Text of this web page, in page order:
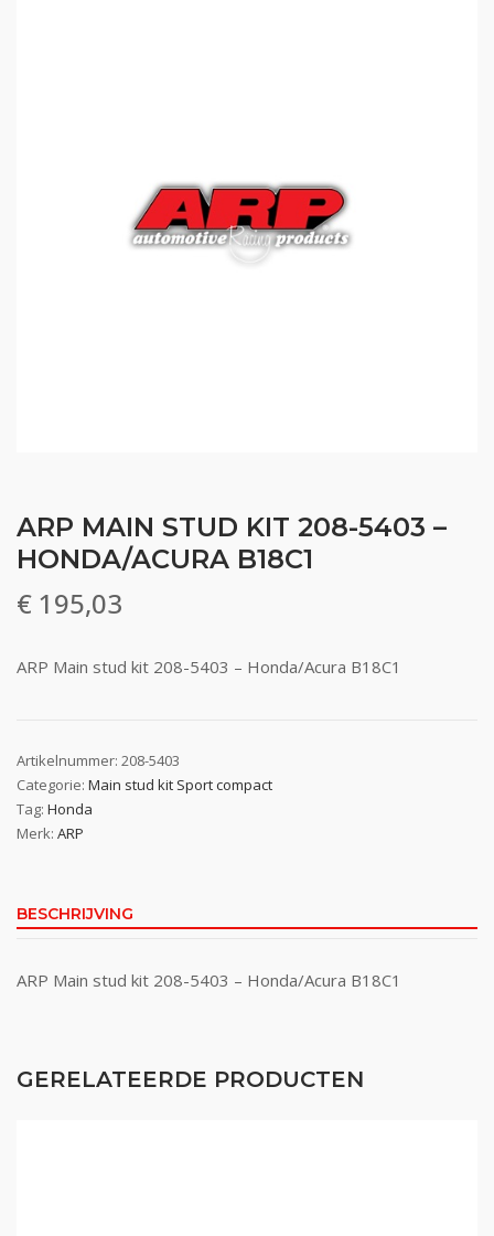
ARP MAIN STUD KIT 208-5403 –
HONDA/ACURA B18C1
€ 195,03
ARP Main stud kit 208-5403 – Honda/Acura B18C1
Artikelnummer: 208-5403
Categorie: Main stud kit Sport compact
Tag: Honda
Merk: ARP
BESCHRIJVING
ARP Main stud kit 208-5403 – Honda/Acura B18C1
GERELATEERDE PRODUCTEN